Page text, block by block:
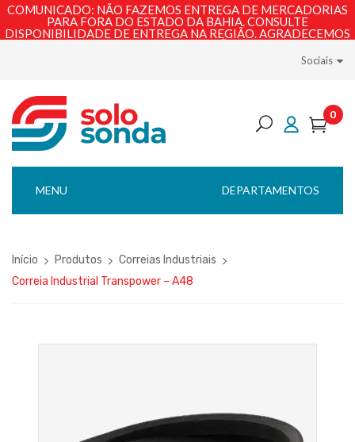
COMUNICADO: NÃO FAZEMOS ENTREGA DE MERCADORIAS
PARA FORA DO ESTADO DA BAHIA. CONSULTE
DISPONIBILIDADE DE ENTREGA NA REGIÃO. AGRADECEMOS
Sociais
0
DEPARTAMENTOS
MENU
Início Produtos
Correias Industriais
Correia Industrial Transpower – A48